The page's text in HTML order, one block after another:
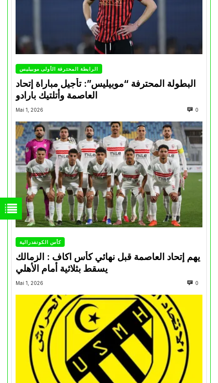
الرابطة المحترفة الأولى موبيليس
البطولة المحترفة “موبيليس”: تأجيل مباراة إتحاد
العاصمة وأتلتيك بارادو
Mai 1, 2026 0
كأس الكونفدرالية
يهم إتحاد العاصمة قبل نهائي كأس اكاف : الزمالك
Mai 1, 2026 0